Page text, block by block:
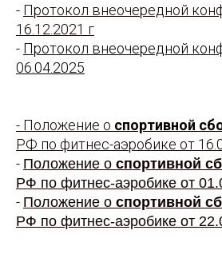
- Протокол внеочередной
16.12.2021 г
- Протокол внеочередной
06.04.2025
- Положение о спортивной
РФ по фитнес-аэробике от
- Положение о спортивной
РФ по фитнес-аэробике от
- Положение о спортивной
РФ по фитнес-аэробике от